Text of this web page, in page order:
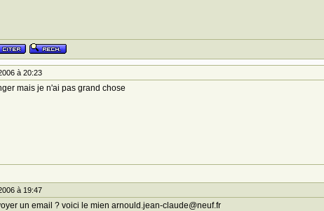
à 20:23
mais je n'ai pas grand chose
à 19:47
un email ? voici le mien arnould.jean-claude@neuf.fr